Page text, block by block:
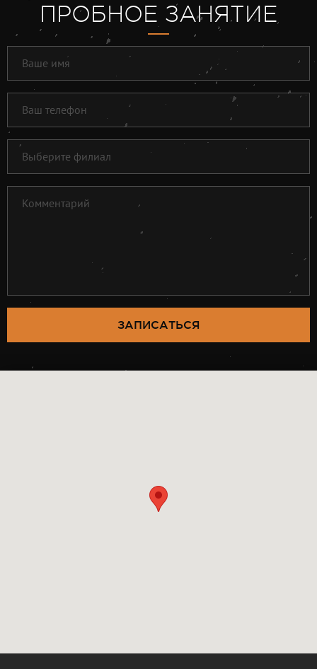
ПРОБНОЕ ЗАНЯТИЕ
ЗАПИСАТЬСЯ